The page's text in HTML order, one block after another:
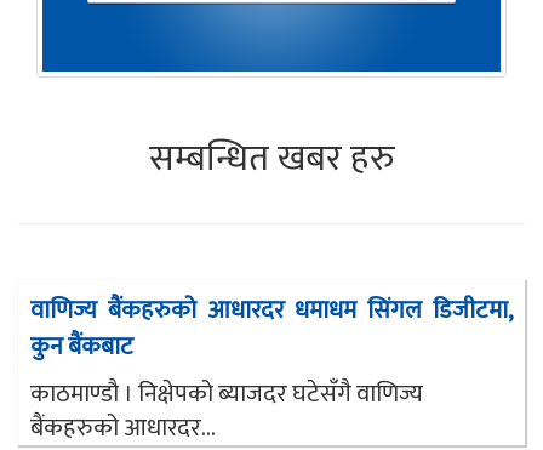
सम्बन्धित खबर हरु
वाणिज्य बैंकहरुको आधारदर धमाधम सिंगल डिजीटमा,
कुन बैंकबाट
काठमाण्डौ । निक्षेपको ब्याजदर घटेसँगै वाणिज्य
बैंकहरुको आधारदर...